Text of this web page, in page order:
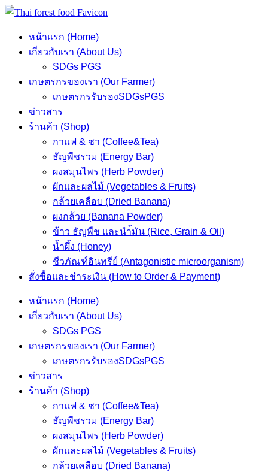
Skip
contentหน้าแรก (Home)
เกี่ยวกับเรา (About Us)
SDGs PGS
เกษตรกรของเรา (Our Farmer)
เกษตรกรรับรองSDGsPGS
ข่าวสาร
ร้านค้า (Shop)
กาแฟ & ชา (Coffee&Tea)
ธัญพืชรวม (Energy Bar)
ผงสมุนไพร (Herb Powder)
ผักและผลไม้ (Vegetables & Fruits)
กล้วยเคลือบ (Dried Banana)
ผงกล้วย (Banana Powder)
ข้าว ธัญพืช และนำ้มัน (Rice, Grain & Oil)
น้ำผึ้ง (Honey)
ชีวภัณฑ์อินทรีย์ (Antagonistic microorganism)
สั่งซื้อและชำระเงิน (How to Order & Payment)
หน้าแรก (Home)
เกี่ยวกับเรา (About Us)
SDGs PGS
เกษตรกรของเรา (Our Farmer)
เกษตรกรรับรองSDGsPGS
ข่าวสาร
ร้านค้า (Shop)
กาแฟ & ชา (Coffee&Tea)
ธัญพืชรวม (Energy Bar)
ผงสมุนไพร (Herb Powder)
ผักและผลไม้ (Vegetables & Fruits)
กล้วยเคลือบ (Dried Banana)